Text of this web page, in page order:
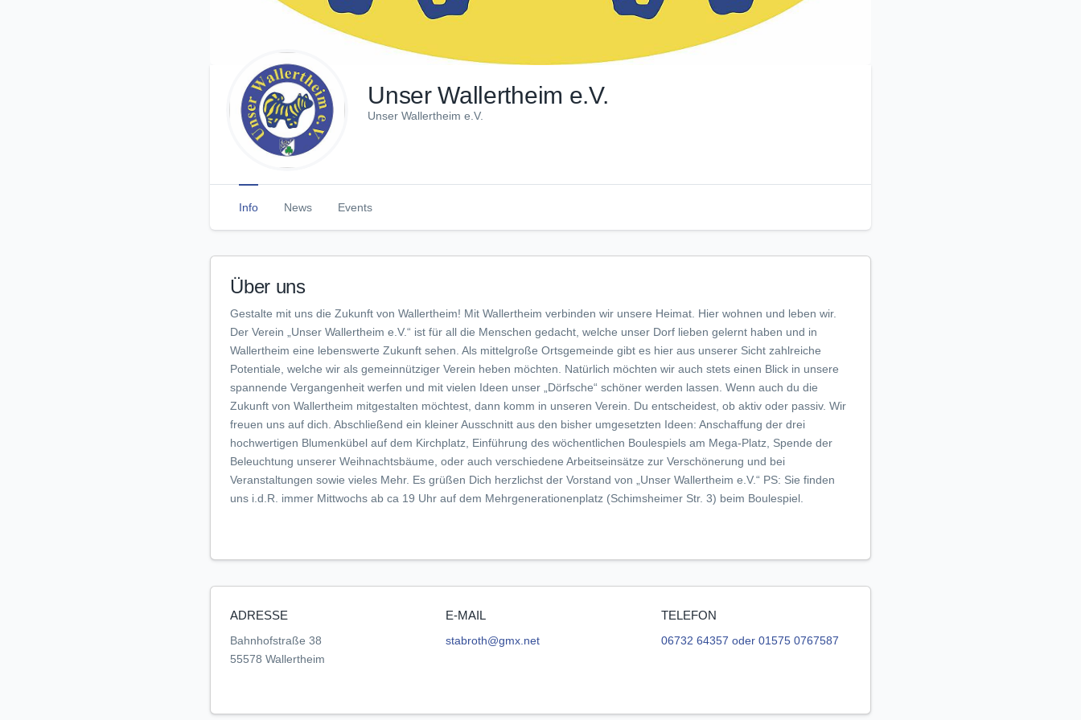
Unser Wallertheim e.V.
Unser Wallertheim e.V.
Info News Events
Über uns
Gestalte mit uns die Zukunft von Wallertheim! Mit Wallertheim verbinden wir unsere Heimat. Hier wohnen und leben wir.
Der Verein „Unser Wallertheim e.V.“ ist für all die Menschen gedacht, welche unser Dorf lieben gelernt haben und in
Wallertheim eine lebenswerte Zukunft sehen. Als mittelgroße Ortsgemeinde gibt es hier aus unserer Sicht zahlreiche
Potentiale, welche wir als gemeinnütziger Verein heben möchten. Natürlich möchten wir auch stets einen Blick in unsere
spannende Vergangenheit werfen und mit vielen Ideen unser „Dörfsche“ schöner werden lassen. Wenn auch du die
Zukunft von Wallertheim mitgestalten möchtest, dann komm in unseren Verein. Du entscheidest, ob aktiv oder passiv. Wir
freuen uns auf dich. Abschließend ein kleiner Ausschnitt aus den bisher umgesetzten Ideen: Anschaffung der drei
hochwertigen Blumenkübel auf dem Kirchplatz, Einführung des wöchentlichen Boulespiels am Mega-Platz, Spende der
Beleuchtung unserer Weihnachtsbäume, oder auch verschiedene Arbeitseinsätze zur Verschönerung und bei
Veranstaltungen sowie vieles Mehr. Es grüßen Dich herzlichst der Vorstand von „Unser Wallertheim e.V.“ PS: Sie finden
uns i.d.R. immer Mittwochs ab ca 19 Uhr auf dem Mehrgenerationenplatz (Schimsheimer Str. 3) beim Boulespiel.
ADRESSE
Bahnhofstraße 38
55578 Wallertheim
E-MAIL
stabroth@gmx.net
TELEFON
06732 64357 oder 01575 0767587